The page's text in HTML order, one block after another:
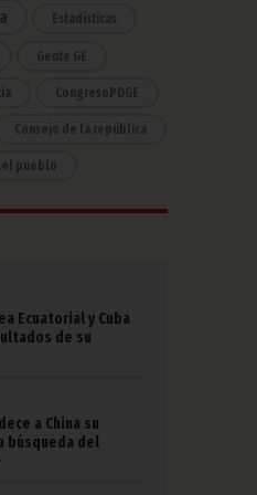
Estadísticas
Gente GE
CongresoPDGE
Consejo de la república
pueblo
Ecuatorial y Cuba
de su
a China su
búsqueda del